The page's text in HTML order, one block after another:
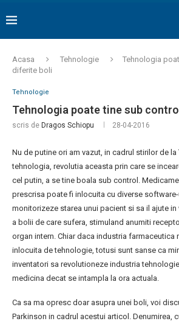
Acasa Tehnologie
Tehnologia
diferite boli
Tehnologie
Tehnologia poate tine sub
scris de Dragos Schiopu 28-04-2016
Nu de putine ori am vazut, in cadrul stirilor de la
tehnologia, revolutia aceasta prin care se
cel putin, a se tine boala sub control.
prescrisa poate fi inlocuita cu diverse software-
monitorizeze starea unui pacient si sa il ajute
a bolii de care sufera, stimuland anumiti
organ intern. Chiar daca industria farmaceutica
inlocuita de tehnologie, totusi sunt sanse ca
inventatori sa revolutioneze industria
medicina decat se intampla la ora actuala.
Ca sa ma opresc doar asupra unei boli, voi
Parkinson in cadrul acestui articol. Denumirea,